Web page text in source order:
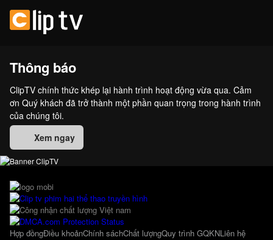
Thông báo
ClipTV chính thức khép lại hành trình hoạt động vừa qua. Cảm
ơn Quý khách đã trở thành một phần quan trọng trong hành trình
của chúng tôi.
Xem ngay
Hợp đồngĐiều khoảnChính sáchChất lượngQuy trình GQKNLiên hệ